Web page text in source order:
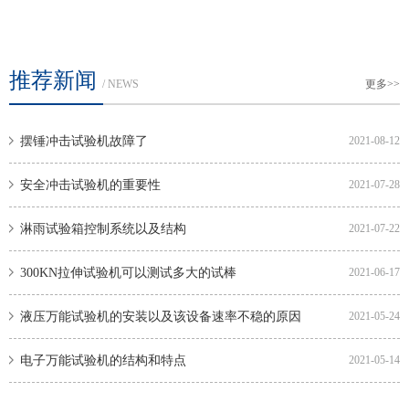
推荐新闻 / NEWS 更多>>
2021-08-12
摆锤冲击试验机故障了
2021-07-28
安全冲击试验机的重要性
2021-07-22
淋雨试验箱控制系统以及结构
2021-06-17
300KN拉伸试验机可以测试多大的试棒
2021-05-24
液压万能试验机的安装以及该设备速率不稳的原因
2021-05-14
电子万能试验机的结构和特点